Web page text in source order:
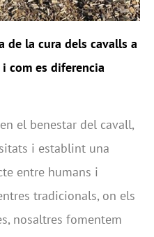
de la cura dels cavalls a
com es diferencia
el benestar del cavall,
i establint una
entre humans i
tradicionals, on els
nosaltres fomentem